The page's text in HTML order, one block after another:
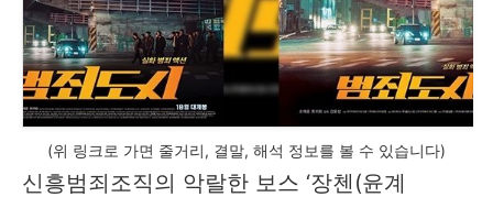
(위 링크로 가면 줄거리, 결말, 해석 정보를 볼 수 있습니다)
신흥범죄조직의 악랄한 보스 ‘장첸(윤계